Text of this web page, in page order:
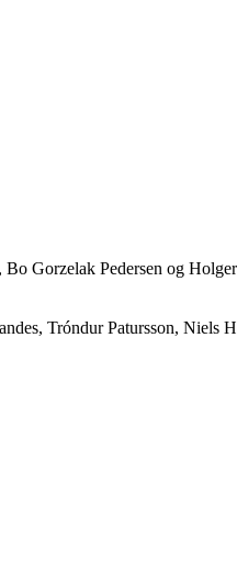
Gorzelak Pedersen og
Tróndur Patursson, Niels